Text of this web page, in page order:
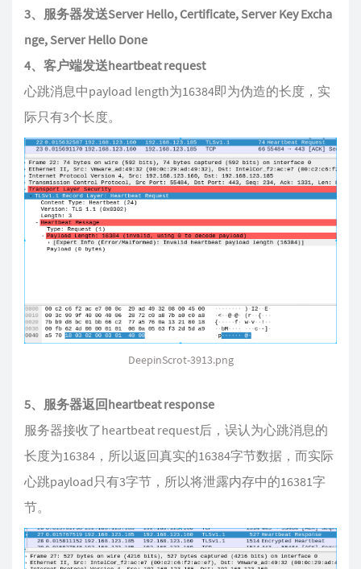
3、服务器发送Server Hello, Certificate, Server Key Excha
nge, Server Hello Done
4、客户端发送heartbeat request
心跳消息中payload length为16384即为伪造的长度，实
际只有3个长度。
DeepinScrot-3913.png
5、服务器返回heartbeat response
服务器接收了heartbeat request后，误认为心跳消息的
长度为16384，所以返回真实的16384字节数据，而实际
心跳payload只有3字节，所以将泄露内存中的16381字
节。